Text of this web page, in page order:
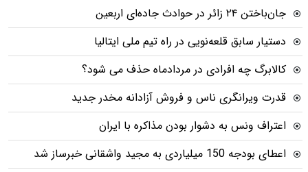
جان‌باختن ۲۴ زائر در حوادث جاده‌ای اربعین
دستیار سابق قلعه‌نویی در راه تیم ملی ایتالیا
کالابرگ چه افرادی در مردادماه حذف می شود؟
قدرت ویرانگری ناس و فروش آزادانه مخدر جدید
اعتراف ونس به دشوار بودن مذاکره با ایران
اعطای بودجه 150 میلیاردی به مجید واشقانی خبرساز شد